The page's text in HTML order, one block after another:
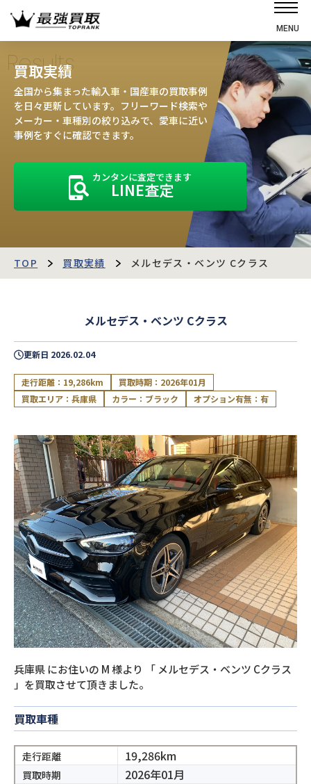
MENU
選ばれる理由
高価買取の仕組み
売却の流れ
お客様の声
運営会社
最強買取マガジン
閉じる
Results
買取実績
全国から集まった輸入車・国産車の買取事例
を日々更新しています。フリーワード検索や
メーカー・車種別の絞り込みで、愛車に近い
事例をすぐに確認できます。
カンタンに査定できます
LINE査定
TOP 買取実績 メルセデス・ベンツ Cクラス
メルセデス・ベンツ Cクラス
更新日 2026.02.04
走行距離：19,286km
買取時期：2026年01月
買取エリア：兵庫県
カラー：ブラック オプション有無：有
兵庫県にお住いの M様より 「 メルセデス・ベンツ Cクラス
」を買取させて頂きました。
買取車種
走行距離 19,286km
買取時期 2026年01月